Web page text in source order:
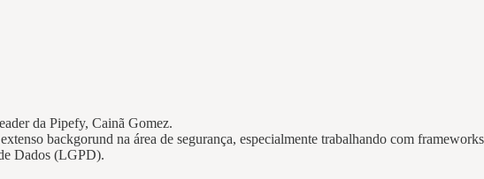
da Pipefy, Cainã Gomez.
backgorund na área de segurança, especialmente trabalhando com
Dados (LGPD).